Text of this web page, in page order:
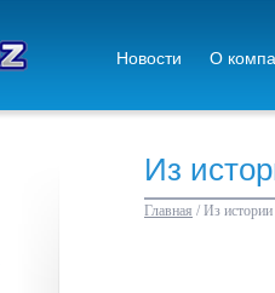
Новости О
Из
Главная / Из